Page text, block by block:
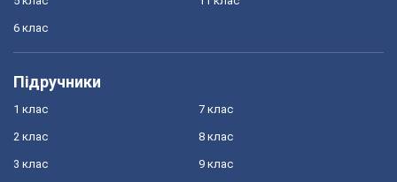
6 клас
Підручники
1 клас
2 клас
3 клас
7 клас
8 клас
9 клас